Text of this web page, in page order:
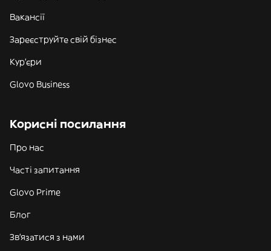
Вакансії
Зареєструйте свій бізнес
Кур'єри
Glovo Business
Корисні посилання
Про нас
Часті запитання
Glovo Prime
Блог
Зв'язатися з нами